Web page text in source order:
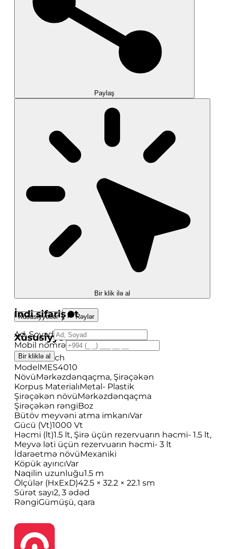
Paylaş
Bir klik ilə al
İndi sifariş et
Ad, Soyad
Mobil nömrə
Bir kliklə al
Xüsusiyyətlər Rəylər
Xüsusiyyətlər
BrendBosch
ModelMES4010
NövüMərkəzdənqaçma, Şirəçəkən
Korpus MaterialıMetal- Plastik
Şirəçəkən növüMərkəzdənqaçma
Şirəçəkən rəngiBoz
Bütöv meyvəni atma imkanıVar
Gücü (Vt)1000 Vt
Həcmi (lt)1.5 lt, Şirə üçün rezervuarın həcmi- 1.5 lt,
Meyvə ləti üçün rezervuarın həcmi- 3 lt
İdarəetmə növüMexaniki
Köpük ayırıcıVar
Naqilin uzunluğu1.5 m
Ölçülər (HxExD)42.5 × 32.2 × 22.1 sm
Sürət sayı2, 3 ədəd
RəngiGümüşü, qara